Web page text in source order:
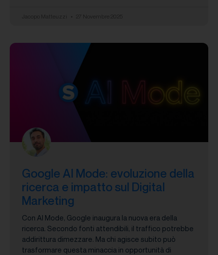
Google AI Mode: evoluzione della
ricerca e impatto sul Digital
Marketing
Con AI Mode, Google inaugura la nuova era della
ricerca. Secondo fonti attendibili, il traffico potrebbe
addirittura dimezzare. Ma chi agisce subito può
trasformare questa minaccia in opportunità di